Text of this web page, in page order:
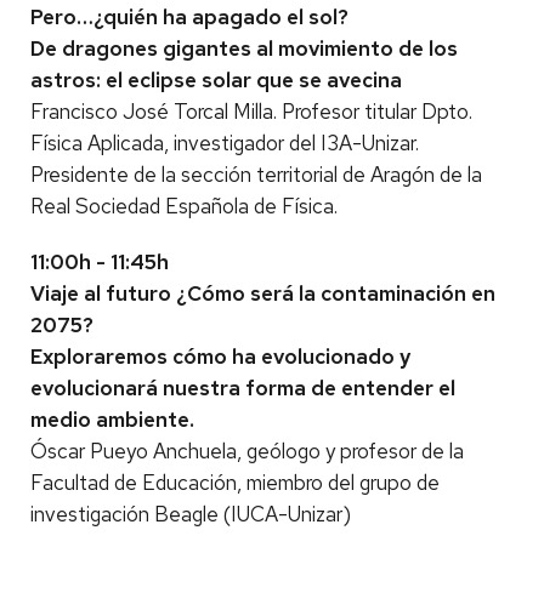
Pero…¿quién ha apagado el sol?
De dragones gigantes al movimiento de los
astros: el eclipse solar que se avecina
Francisco José Torcal Milla. Profesor titular Dpto.
Física Aplicada, investigador del I3A-Unizar.
Presidente de la sección territorial de Aragón de la
Real Sociedad Española de Física.
11:00h - 11:45h
Viaje al futuro ¿Cómo será la contaminación en
2075?
Exploraremos cómo ha evolucionado y
evolucionará nuestra forma de entender el
medio ambiente.
Óscar Pueyo Anchuela, geólogo y profesor de la
Facultad de Educación, miembro del grupo de
investigación Beagle (IUCA-Unizar)